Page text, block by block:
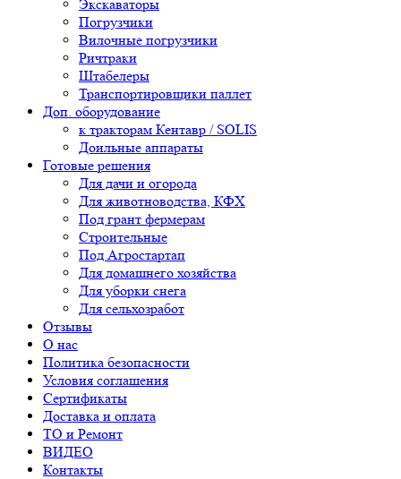
Экскаваторы
Погрузчики
Вилочные погрузчики
Ричтраки
Штабелеры
Транспортировщики паллет
Доп. оборудование
к тракторам Кентавр / SOLIS
Доильные аппараты
Готовые решения
Для дачи и огорода
Для животноводства, КФХ
Под грант фермерам
Строительные
Под Агростартап
Для домашнего хозяйства
Для уборки снега
Для сельхозработ
Отзывы
О нас
Политика безопасности
Условия соглашения
Сертификаты
Доставка и оплата
ТО и Ремонт
ВИДЕО
Контакты